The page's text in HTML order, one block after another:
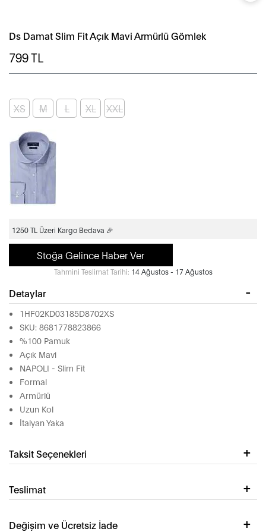
Ds Damat Slim Fit Açık Mavi Armürlü Gömlek
799TL
XS M L XL XXL
1250 TL Üzeri Kargo Bedava 🎉
Stoğa Gelince Haber Ver
Tahmini Teslimat Tarihi: 14 Ağustos - 17 Ağustos
Detaylar
1HF02KD03185D8702XS
SKU: 8681778823866
%100 Pamuk
Açık Mavi
NAPOLI - Slim Fit
Formal
Armürlü
Uzun Kol
İtalyan Yaka
Taksit Seçenekleri
Teslimat
Değişim ve Ücretsiz İade